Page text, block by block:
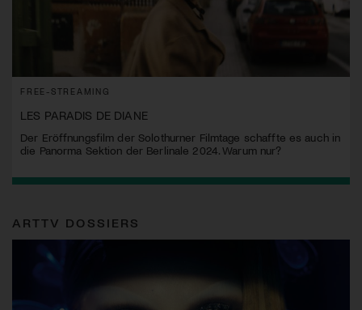
FREE-STREAMING
LES PARADIS DE DIANE
Der Eröffnungsfilm der Solothurner Filmtage schaffte es auch in
die Panorma Sektion der Berlinale 2024. Warum nur?
ARTTV DOSSIERS